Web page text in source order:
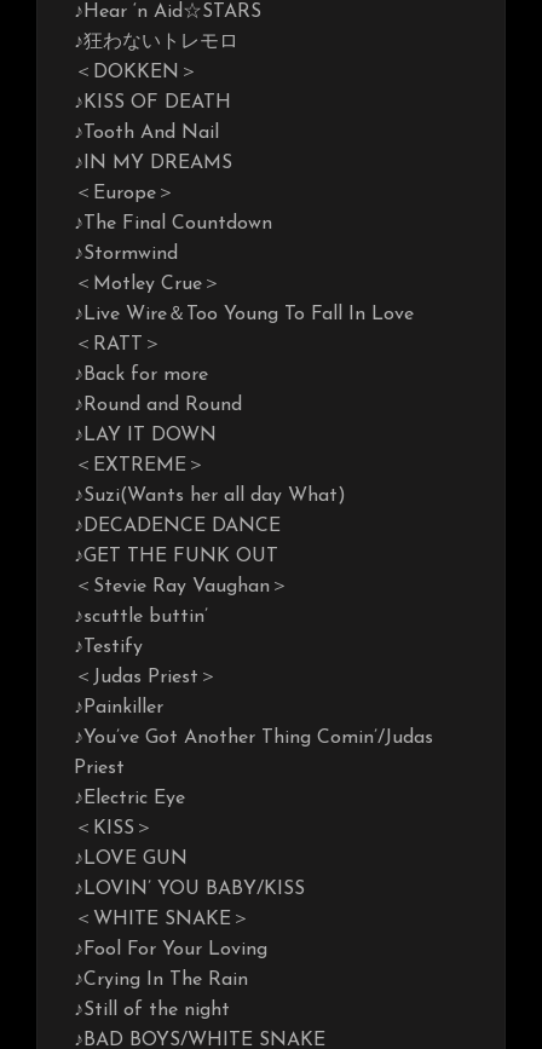
♪Hear ‘n Aid☆STARS
♪狂わないトレモロ
＜DOKKEN＞
♪KISS OF DEATH
♪Tooth And Nail
♪IN MY DREAMS
＜Europe＞
♪The Final Countdown
♪Stormwind
＜Motley Crue＞
♪Live Wire＆Too Young To Fall In Love
＜RATT＞
♪Back for more
♪Round and Round
♪LAY IT DOWN
＜EXTREME＞
♪Suzi(Wants her all day What)
♪DECADENCE DANCE
♪GET THE FUNK OUT
＜Stevie Ray Vaughan＞
♪scuttle buttin’
♪Testify
＜Judas Priest＞
♪Painkiller
♪You’ve Got Another Thing Comin’/Judas
Priest
♪Electric Eye
＜KISS＞
♪LOVE GUN
♪LOVIN’ YOU BABY/KISS
＜WHITE SNAKE＞
♪Fool For Your Loving
♪Crying In The Rain
♪Still of the night
♪BAD BOYS/WHITE SNAKE